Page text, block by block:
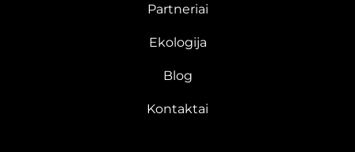
Partneriai
Ekologija
Blog
Kontaktai